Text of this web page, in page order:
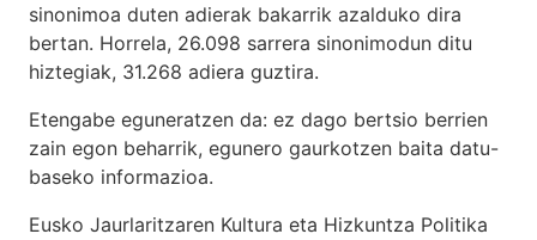
sinonimoa duten adierak bakarrik azalduko dira
bertan. Horrela, 26.098 sarrera sinonimodun ditu
hiztegiak, 31.268 adiera guztira.
Etengabe eguneratzen da: ez dago bertsio berrien
zain egon beharrik, egunero gaurkotzen baita datu-
baseko informazioa.
Eusko Jaurlaritzaren Kultura eta Hizkuntza Politika